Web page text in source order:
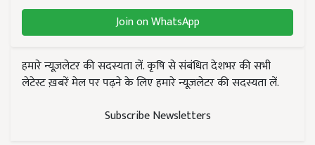
Join on WhatsApp
हमारे न्यूज़लेटर की सदस्यता लें. कृषि से संबंधित देशभर की सभी
लेटेस्ट ख़बरें मेल पर पढ़ने के लिए हमारे न्यूज़लेटर की सदस्यता लें.
Subscribe Newsletters